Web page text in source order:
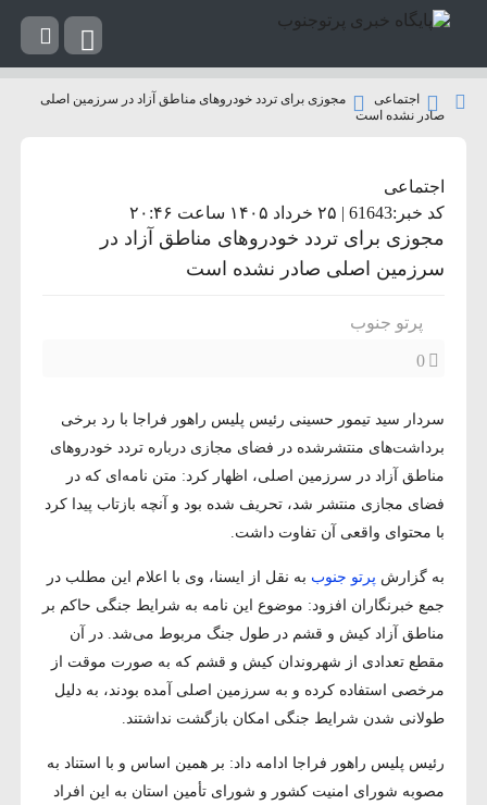
اجتماعی
مجوزی برای تردد خودروهای مناطق آزاد در سرزمین اصلی
صادر نشده است
اجتماعی
کد خبر:61643 | ۲۵ خرداد ۱۴۰۵ ساعت ۲۰:۴۶
مجوزی برای تردد خودروهای مناطق آزاد در
سرزمین اصلی صادر نشده است
پرتو جنوب
0
سردار سید تیمور حسینی رئیس پلیس راهور فراجا با رد برخی
برداشت‌های منتشرشده در فضای مجازی درباره تردد خودروهای
مناطق آزاد در سرزمین اصلی، اظهار کرد: متن نامه‌ای که در
فضای مجازی منتشر شد، تحریف شده بود و آنچه بازتاب پیدا کرد
با محتوای واقعی آن تفاوت داشت.
به گزارش پرتو جنوب به نقل از ایسنا، وی با اعلام این مطلب در
جمع خبرنگاران افزود: موضوع این نامه به شرایط جنگی حاکم بر
مناطق آزاد کیش و قشم در طول جنگ مربوط می‌شد. در آن
مقطع تعدادی از شهروندان کیش و قشم که به صورت موقت از
مرخصی استفاده کرده و به سرزمین اصلی آمده بودند، به دلیل
طولانی شدن شرایط جنگی امکان بازگشت نداشتند.
رئیس پلیس راهور فراجا ادامه داد: بر همین اساس و با استناد به
مصوبه شورای امنیت کشور و شورای تأمین استان به این افراد